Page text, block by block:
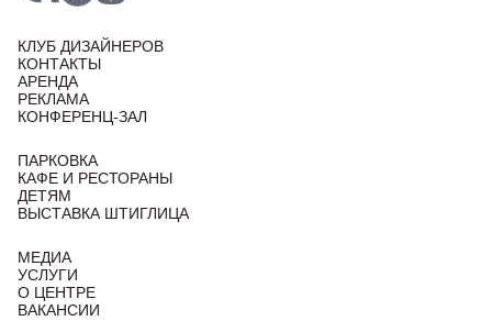
КЛУБ ДИЗАЙНЕРОВ
КОНТАКТЫ
АРЕНДА
РЕКЛАМА
КОНФЕРЕНЦ-ЗАЛ
ПАРКОВКА
КАФЕ И РЕСТОРАНЫ
ДЕТЯМ
ВЫСТАВКА ШТИГЛИЦА
МЕДИА
УСЛУГИ
О ЦЕНТРЕ
ВАКАНСИИ